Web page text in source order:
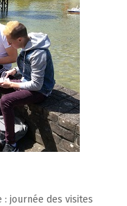
journée des visites